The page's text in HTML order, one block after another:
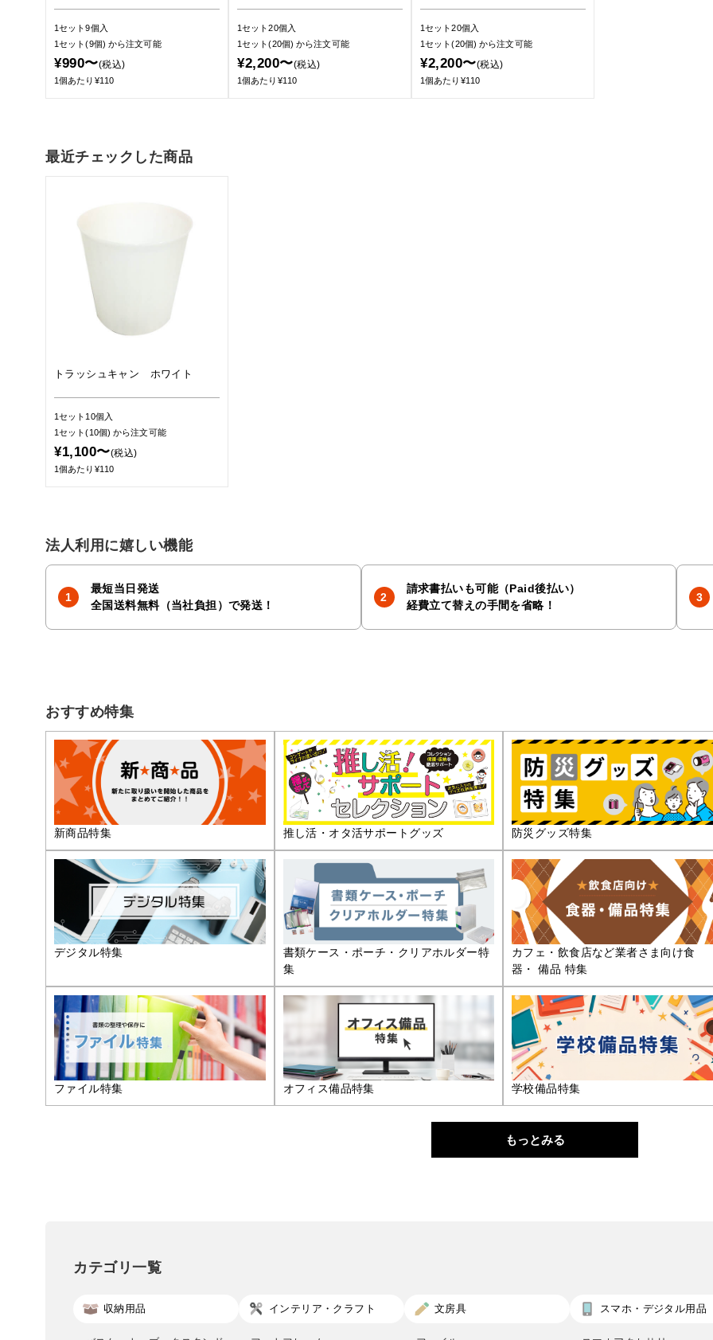
1セット9個入
1セット(9個) から注文可能
¥990〜(税込)
1個あたり¥110
1セット20個入
1セット(20個)から注文可能
¥2,200〜(税込)
1個あたり¥110
1セット20個入
1セット(20個)から注文可能
¥2,200〜(税込)
1個あたり¥110
最近チェックした商品
トラッシュキャン ホワイト
1セット10個入
1セット(10個)から注文可能
¥1,100〜(税込)
1個あたり¥110
法人利用に嬉しい機能
最短当日発送
全国送料無料（当社負担）で発送！
請求書払いも可能（Paid後払い）
経費立て替えの手間を省略！
おすすめ特集
新商品特集 推し活・オタ活サポートグッズ 防災グッズ特集
デジタル特集
書類ケース・ポーチ・クリアホルダー特
集
カフェ・飲食店など業者さま向け食
器・ 備品 特集
ファイル特集 オフィス備品特集 学校備品特集
もっとみる
カテゴリ一覧
収納用品 インテリア・クラフト 文房具 スマホ・デジタル用品